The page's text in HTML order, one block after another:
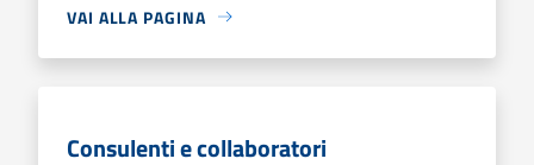
VAI ALLA PAGINA
Consulenti e collaboratori